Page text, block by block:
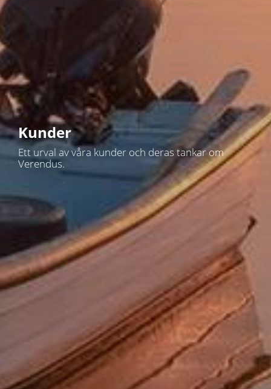
Kunder
Ett urval av våra kunder och deras tankar om
Verendus.